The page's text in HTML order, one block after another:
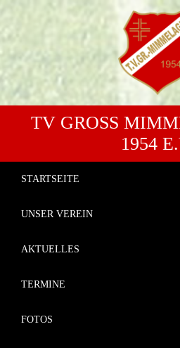
TV GROSS
954
STARTSEITE
UNSER VEREIN
AKTUELLES
TERMINE
FOTOS